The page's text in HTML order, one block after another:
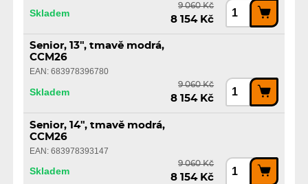
Skladem
9 060 Kč
8 154 Kč
Senior, 13", tmavě modrá,
CCM26
EAN: 683978396780
Skladem
9 060 Kč
8 154 Kč
Senior, 14", tmavě modrá,
CCM26
EAN: 683978393147
Skladem
9 060 Kč
8 154 Kč